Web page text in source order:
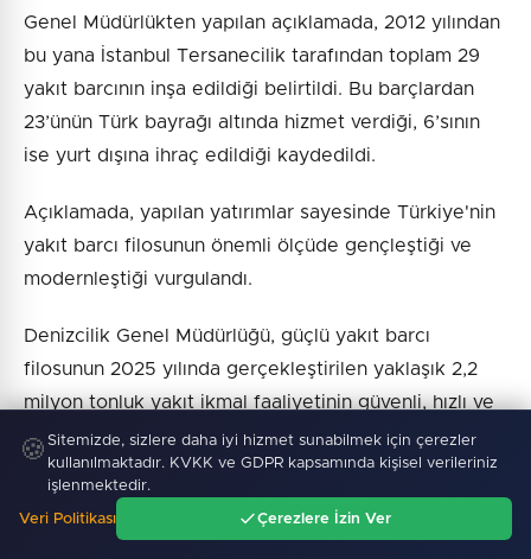
Genel Müdürlükten yapılan açıklamada, 2012 yılından
bu yana İstanbul Tersanecilik tarafından toplam 29
yakıt barcının inşa edildiği belirtildi. Bu barçlardan
23’ünün Türk bayrağı altında hizmet verdiği, 6’sının
ise yurt dışına ihraç edildiği kaydedildi.
Açıklamada, yapılan yatırımlar sayesinde Türkiye'nin
yakıt barcı filosunun önemli ölçüde gençleştiği ve
modernleştiği vurgulandı.
Denizcilik Genel Müdürlüğü, güçlü yakıt barcı
filosunun 2025 yılında gerçekleştirilen yaklaşık 2,2
milyon tonluk yakıt ikmal faaliyetinin güvenli, hızlı ve
kesintisiz şekilde yürütülmesine önemli katkı
sağladığını, denizcilik sektörüne yönelik yatırımların
desteklenmeye devam edeceği duyurdu.
🍪 Sitemizde, sizlere daha iyi hizmet sunabilmek için çerezler
kullanılmaktadır. KVKK ve GDPR kapsamında kişisel verileriniz
işlenmektedir.
Veri Politikası Çerezlere İzin Ver
Gündem Ara Menü